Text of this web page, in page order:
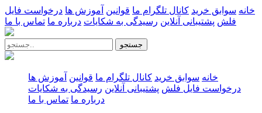
خانه سوابق خرید کانال تلگرام ما قوانین آموزش ها درخواست فایل
فلش پشتیبانی آنلاین رسیدگی به شکایات درباره ما تماس با ما
جستجو
خانه سوابق خرید کانال تلگرام ما قوانین آموزش ها
درخواست فایل فلش پشتیبانی آنلاین رسیدگی به شکایات
درباره ما تماس با ما